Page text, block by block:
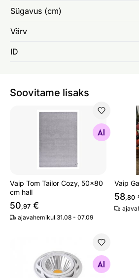
Sügavus (cm)
Värv
ID
Soovitame lisaks
Vaip Tom Tailor Cozy, 50x80 cm
Vaip Tom Tailor Cozy, 50x80
cm hall
50,97 €
ajavahemikul 31.08 - 07.09
Vaip
Vaip
58,80
Elektripirn GU10 LED
Otsi sarnaseid